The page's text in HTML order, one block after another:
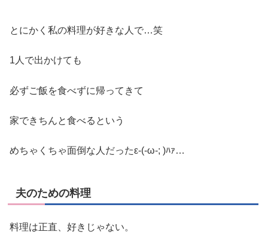
とにかく私の料理が好きな人で…笑
1人で出かけても
必ずご飯を食べずに帰ってきて
家できちんと食べるという
めちゃくちゃ面倒な人だったε-(-ω-; )ﾊｧ…
夫のための料理
料理は正直、好きじゃない。